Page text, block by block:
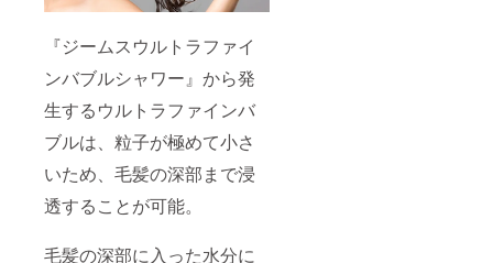
『ジームスウルトラファイ
ンバブルシャワー』から発
生するウルトラファインバ
ブルは、粒子が極めて小さ
いため、毛髪の深部まで浸
透することが可能。
毛髪の深部に入った水分に